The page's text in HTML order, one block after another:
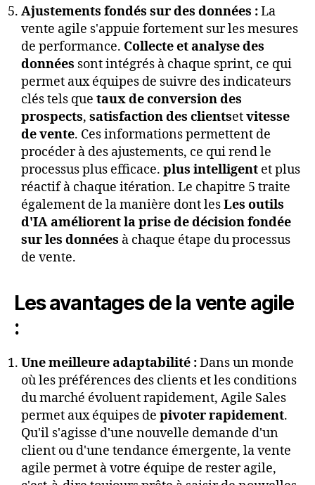
Ajustements fondés sur des données :La
vente agile s'appuie fortement sur les mesures
de performance. Collecte et analyse des
données sont intégrés à chaque sprint, ce qui
permet aux équipes de suivre des indicateurs
clés tels que taux de conversion des
prospects, satisfaction des clientsetvitesse
de vente. Ces informations permettent de
procéder à des ajustements, ce qui rend le
processus plus efficace. plus intelligent et plus
réactif à chaque itération. Le chapitre 5 traite
également de la manière dont lesLes outils
d'IA améliorent la prise de décision fondée
sur les données à chaque étape du processus
de vente.
Les avantages de la vente agile
:
Une meilleure adaptabilité :Dans un monde
où les préférences des clients et les conditions
du marché évoluent rapidement, Agile Sales
permet aux équipes de pivoter rapidement.
Qu'il s'agisse d'une nouvelle demande d'un
client ou d'une tendance émergente, la vente
agile permet à votre équipe de rester agile,